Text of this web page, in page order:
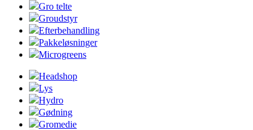
Gro telte
Groudstyr
Efterbehandling
Pakkeløsninger
Microgreens
Headshop
Lys
Hydro
Gødning
Gromedie